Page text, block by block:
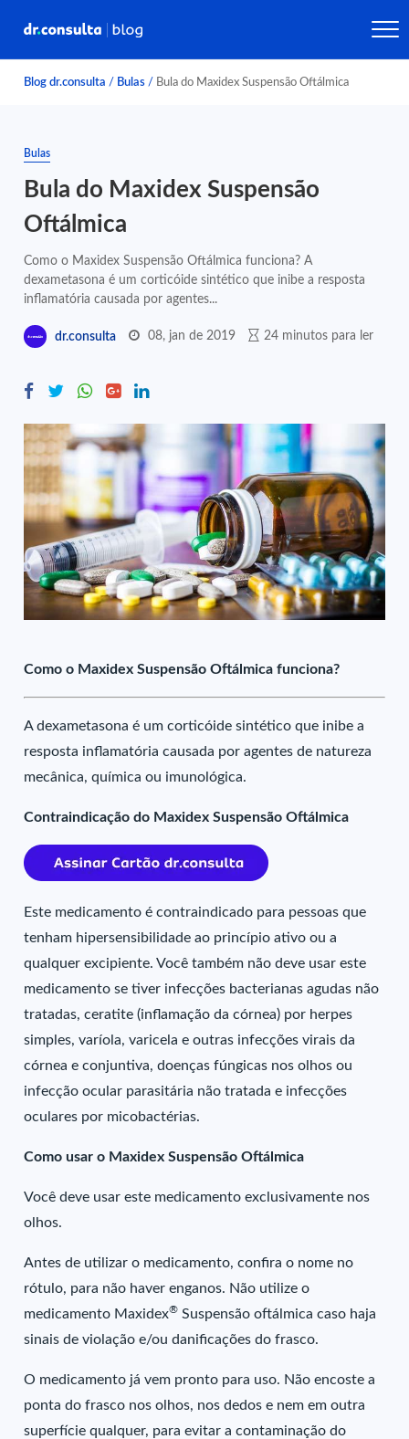
Blog dr.consulta / Bulas / Bula do Maxidex Suspensão Oftálmica
Bulas
Bula do Maxidex Suspensão
Oftálmica
Como o Maxidex Suspensão Oftálmica funciona? A
dexametasona é um corticóide sintético que inibe a resposta
inflamatória causada por agentes...
dr.consulta 08, jan de 2019 24 minutos para ler
Como o Maxidex Suspensão Oftálmica funciona?
A dexametasona é um corticóide sintético que inibe a
resposta inflamatória causada por agentes de natureza
mecânica, química ou imunológica.
Contraindicação do Maxidex Suspensão Oftálmica
Este medicamento é contraindicado para pessoas que
tenham hipersensibilidade ao princípio ativo ou a
qualquer excipiente. Você também não deve usar este
medicamento se tiver infecções bacterianas agudas não
tratadas, ceratite (inflamação da córnea) por herpes
simples, varíola, varicela e outras infecções virais da
córnea e conjuntiva, doenças fúngicas nos olhos ou
infecção ocular parasitária não tratada e infecções
oculares por micobactérias.
Como usar o Maxidex Suspensão Oftálmica
Você deve usar este medicamento exclusivamente nos
olhos.
Antes de utilizar o medicamento, confira o nome no
rótulo, para não haver enganos. Não utilize o
medicamento Maxidex® Suspensão oftálmica caso haja
sinais de violação e/ou danificações do frasco.
O medicamento já vem pronto para uso. Não encoste a
ponta do frasco nos olhos, nos dedos e nem em outra
superfície qualquer, para evitar a contaminação do